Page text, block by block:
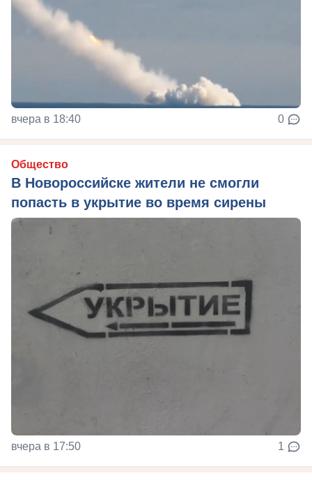
вчера в 18:40 0
Общество
В Новороссийске жители не смогли
попасть в укрытие во время сирены
вчера в 17:50 1